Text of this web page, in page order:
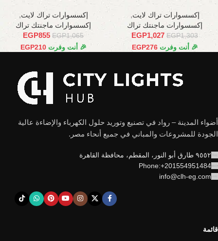
إكسسوارات تراك لايت,
إكسسوارات ماجنتك تراك
EGP1,303
EGP1,027
🎉 أنت وفرت EGP276
إكسسوارات تراك لايت,
إكسسوارات ماجنتك تراك
EGP1,065
EGP855
🎉 أنت وفرت EGP210
أضواء المدينة – رواد في تصنيع وتوريد حلول الكهرباء والإضاءة عالية
الجودة للمشروعات والمباني في جميع أنحاء مصر.
٩٥٥٢ طارق أبو النور، المقطم، محافظة القاهرة
Phone:+201554951484
info@clh-eg.com
قائمة